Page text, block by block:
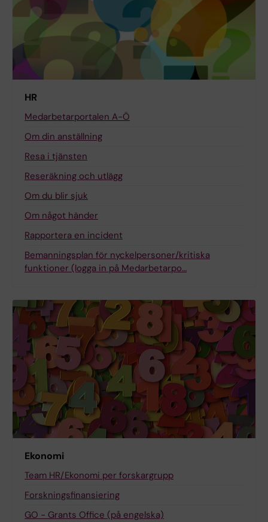
HR
Medarbetarportalen A-Ö
Om din anställning
Resa i tjänsten
Reseräkning och utlägg
Om du blir sjuk
Om något händer
Rapportera en incident
Bemanningsplan för nyckelpersoner/kritiska
funktioner (logga in på Medarbetarpo…
Ekonomi
Team HR/Ekonomi per forskargrupp
Forskningsfinansiering
GO - Grants Office (på engelska)